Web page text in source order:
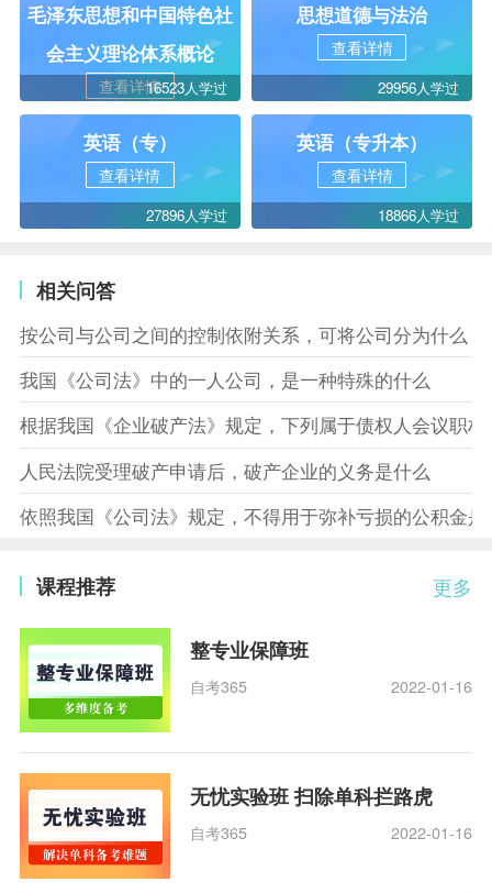
毛泽东思想和中国特色社
会主义理论体系概论
查看详情16523人学过
思想道德与法治
查看详情
29956人学过
英语（专）
查看详情
27896人学过
英语（专升本）
查看详情
18866人学过
相关问答
按公司与公司之间的控制依附关系，可将公司分为什么
我国《公司法》中的一人公司，是一种特殊的什么
根据我国《企业破产法》规定，下列属于债权人会议职
人民法院受理破产申请后，破产企业的义务是什么
依照我国《公司法》规定，不得用于弥补亏损的公积金是
更多
课程推荐
整专业保障班
自考365 2022-01-16
无忧实验班 扫除单科拦路虎
自考365 2022-01-16